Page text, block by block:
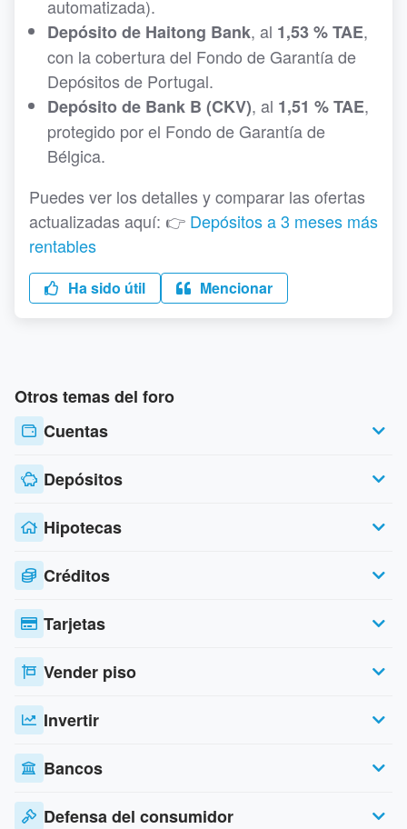
automatizada).
Depósito de Haitong Bank, al 1,53 % TAE,
con la cobertura del Fondo de Garantía de
Depósitos de Portugal.
Depósito de Bank B (CKV), al 1,51 % TAE,
protegido por el Fondo de Garantía de
Bélgica.
Puedes ver los detalles y comparar las ofertas
actualizadas aquí: 👉 Depósitos a 3 meses más
rentables
Ha sido útil Mencionar
Otros temas del foro
Cuentas
Depósitos
Hipotecas
Créditos
Tarjetas
Vender piso
Invertir
Bancos
Defensa del consumidor